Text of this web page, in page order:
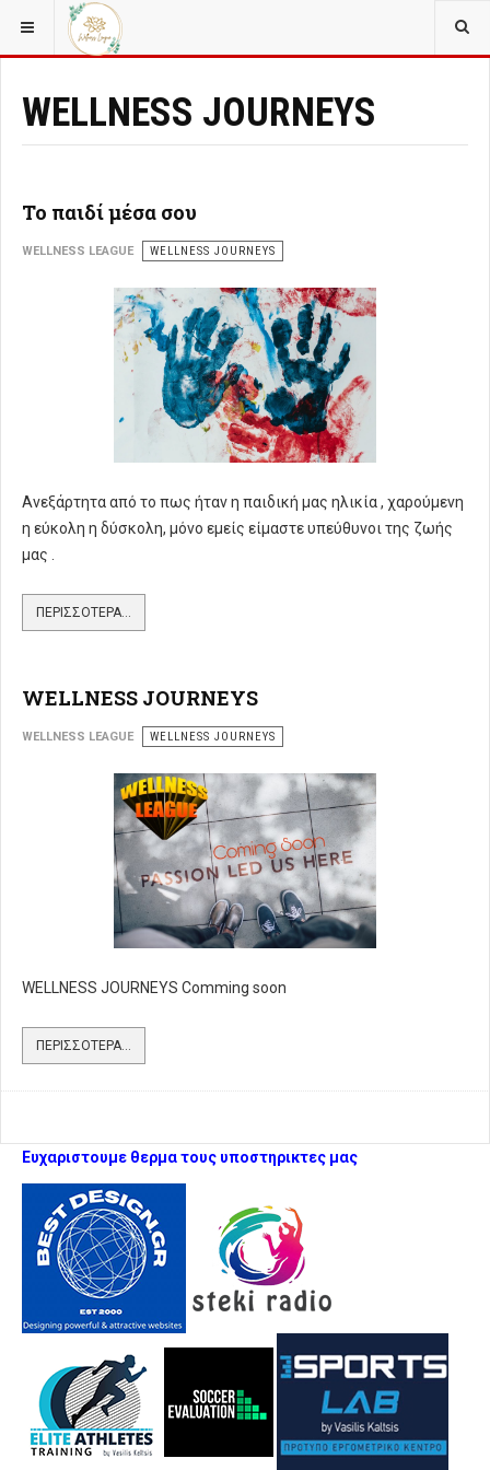
ΒΡΊΣΚΕΣΤΕ ΕΔΏ:
WELLNESS JOURNEYS
Το παιδί μέσα σου
WELLNESS LEAGUE WELLNESS JOURNEYS
Ανεξάρτητα από το πως ήταν η παιδική μας ηλικία , χαρούμενη
η εύκολη η δύσκολη, μόνο εμείς είμαστε υπεύθυνοι της ζωής
μας .
ΠΕΡΙΣΣΌΤΕΡΑ...
WELLNESS JOURNEYS
WELLNESS LEAGUE WELLNESS JOURNEYS
WELLNESS JOURNEYS Comming soon
ΠΕΡΙΣΣΌΤΕΡΑ...
Ευχαριστουμε θερμα τους υποστηρικτες μας